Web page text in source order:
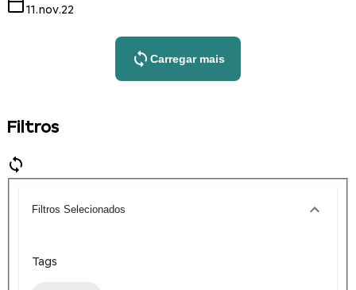
11.nov.22
Carregar mais
Filtros
Filtros Selecionados
Tags